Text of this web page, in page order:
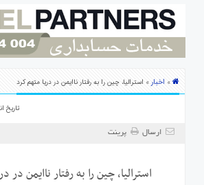
استرالیا
ارتباط» اخبار» استرالیا، چین را به رفتار ناایمن در دریا متهم کرد
تاریخ انتشار :
ارسال پرینت
استرالیا، چین را به رفتار ناایمن در